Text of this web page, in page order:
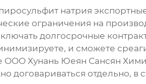
натрия
ограничения на
долгосрочные
и сможете
OOO Хунань Юеян Сансян
договариваться отдельно, в